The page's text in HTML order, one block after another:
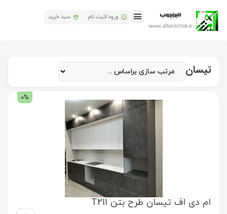
ورود/ثبت نام سبد خرید
تیسان
0%
ام دی اف تیسان طرح بتن T211